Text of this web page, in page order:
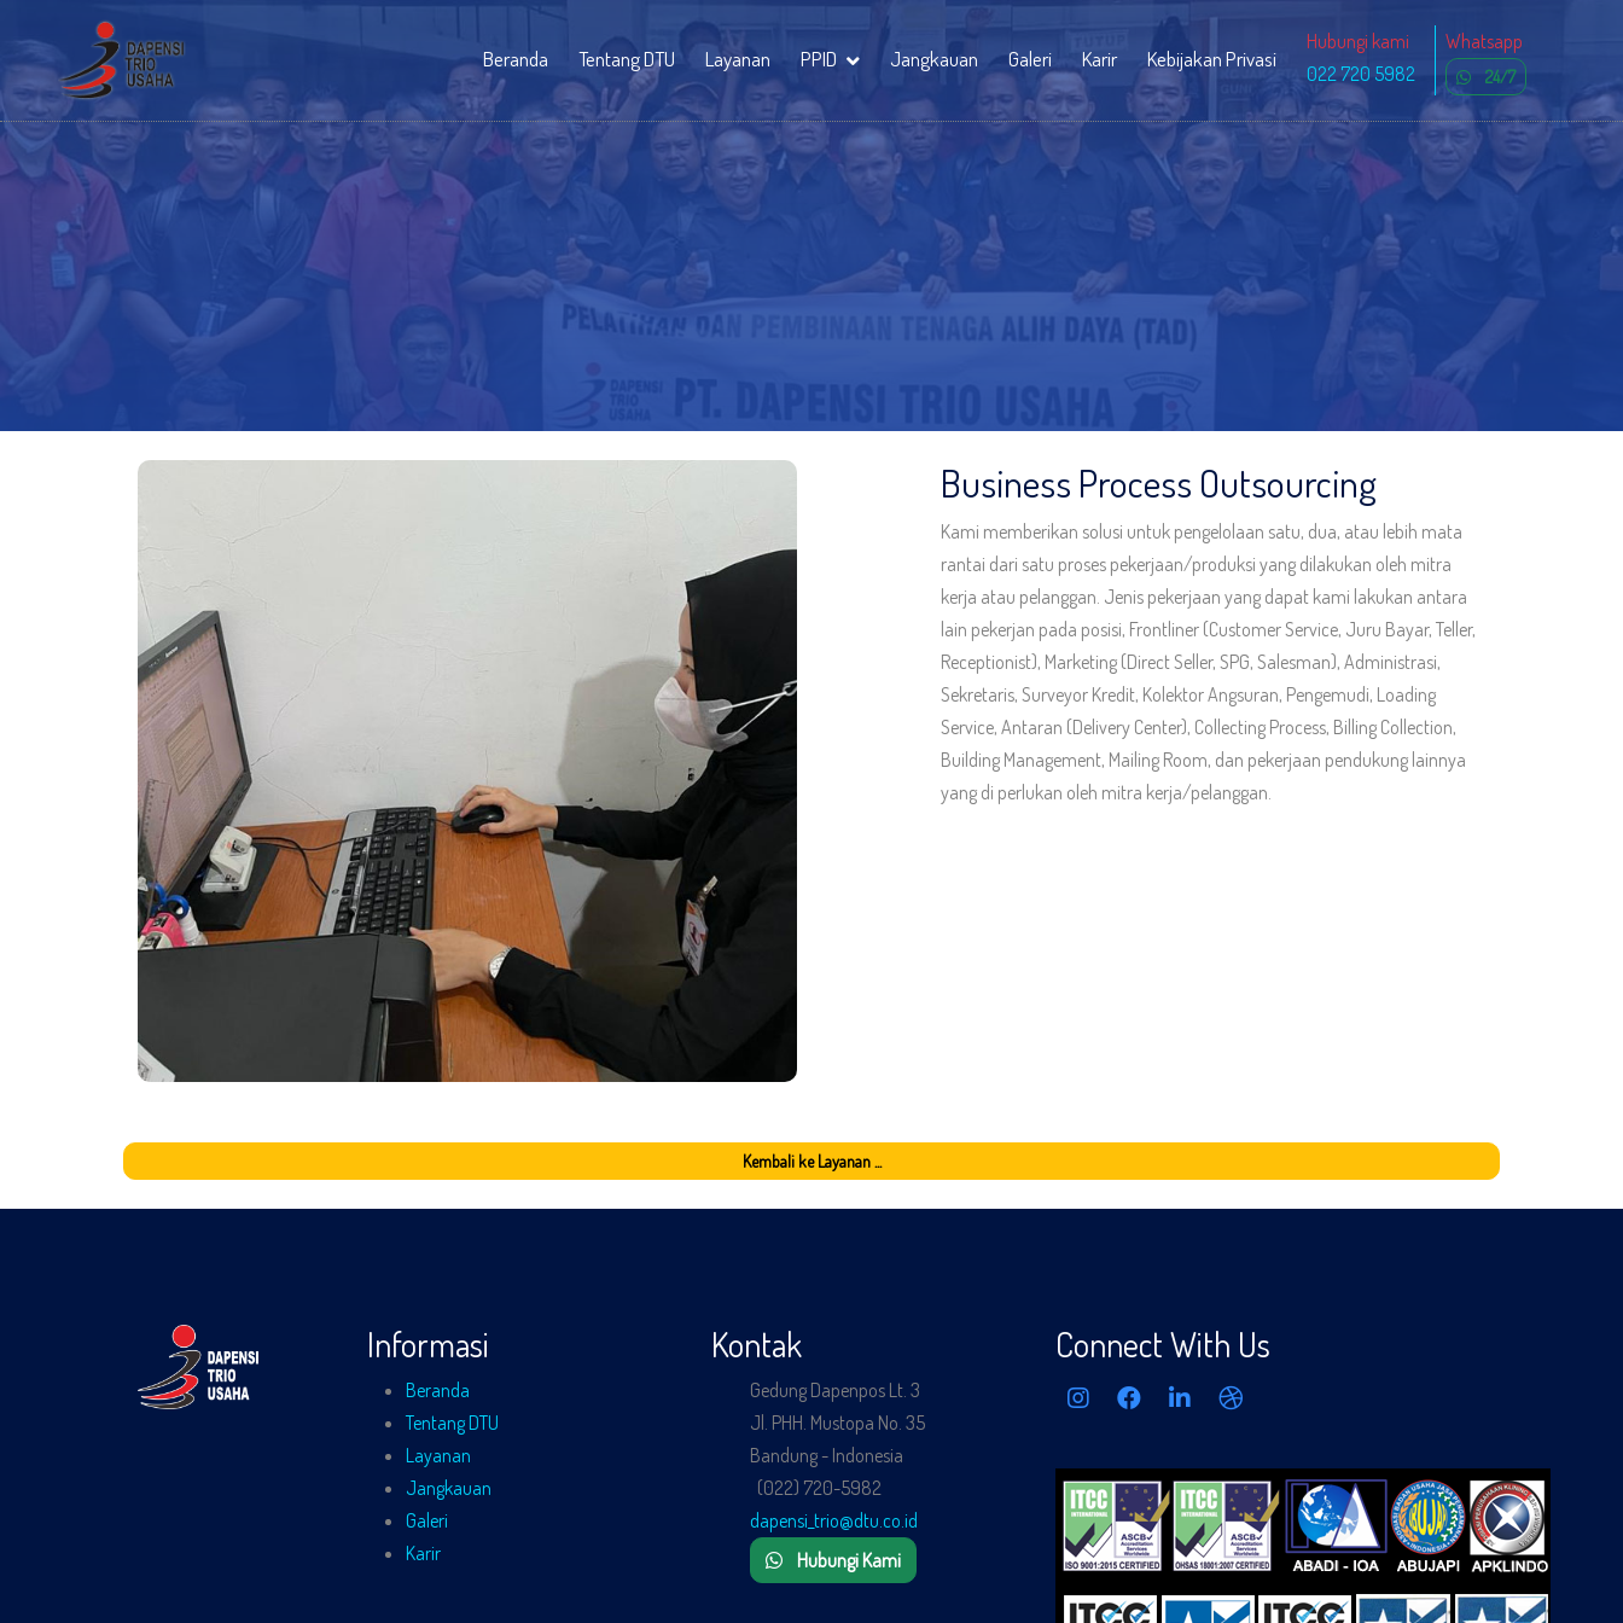
Beranda Tentang DTU Layanan PPID Jangkauan Galeri Karir Kebijakan Privasi
Hubungi kami
022 720 5982
Whatsapp
24/7
Business Process Outsourcing
Kami memberikan solusi untuk pengelolaan satu, dua, atau lebih mata
rantai dari satu proses pekerjaan/produksi yang dilakukan oleh mitra
kerja atau pelanggan. Jenis pekerjaan yang dapat kami lakukan antara
lain pekerjan pada posisi, Frontliner (Customer Service, Juru Bayar, Teller,
Receptionist), Marketing (Direct Seller, SPG, Salesman), Administrasi,
Sekretaris, Surveyor Kredit, Kolektor Angsuran, Pengemudi, Loading
Service, Antaran (Delivery Center), Collecting Process, Billing Collection,
Building Management, Mailing Room, dan pekerjaan pendukung lainnya
yang di perlukan oleh mitra kerja/pelanggan.
Kembali ke Layanan ...
Informasi
Beranda
Tentang DTU
Layanan
Jangkauan
Galeri
Karir
Kontak
Gedung Dapenpos Lt. 3
Jl. PHH. Mustopa No. 35
Bandung - Indonesia
(022) 720-5982
dapensi_trio@dtu.co.id
Hubungi Kami
Connect With Us